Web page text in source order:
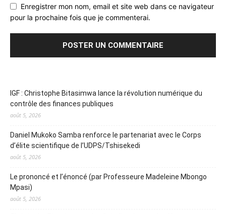
Enregistrer mon nom, email et site web dans ce navigateur
pour la prochaine fois que je commenterai.
IGF : Christophe Bitasimwa lance la révolution numérique du
contrôle des finances publiques
août 5, 2026
Daniel Mukoko Samba renforce le partenariat avec le Corps
d’élite scientifique de l’UDPS/Tshisekedi
août 5, 2026
Le prononcé et l’énoncé (par Professeure Madeleine Mbongo
Mpasi)
août 5, 2026